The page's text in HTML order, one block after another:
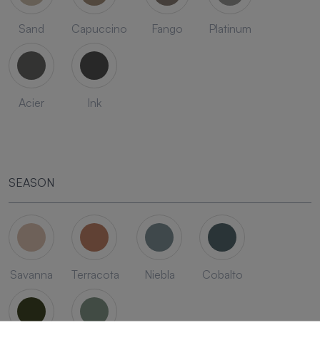
Sand Capuccino Fango Platinum
Acier Ink
SEASON
Savanna Terracota Niebla Cobalto